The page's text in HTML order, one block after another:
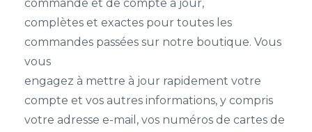
commande et de compte à jour,
complètes et exactes pour toutes les
commandes passées sur notre boutique. Vous
vous
engagez à mettre à jour rapidement votre
compte et vos autres informations, y compris
votre adresse e-mail, vos numéros de cartes de